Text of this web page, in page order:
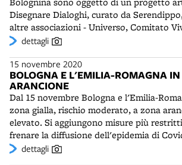
persone dalle 22 alle 5 del mattino
Romagna e Bologna rientrano per il
gialla, che comprende regioni con
Disegnare Dialoghi, curato da
altre associazioni - Universo, Comitato
Navile, Mythos - e alla ditta Sherwin-
dialogo tra casa e città, tra chi abita la
attraversa di passaggio”. Dieci cabine
Navile, finora anonime scatole di
arredo urbano. Nella stessa zona i
coinvolti nel progetto Nausicaa dipingono
anch'essi impianti di proprietà dell'Enel.
dettagli
15 novembre 2020
BOLOGNA E L'EMILIA-ROMAGNA
ARANCIONE
Dal 15 novembre Bologna e l'Emilia-
zona gialla, rischio moderato, a zona
elevato. Si aggiungono misure più
frenare la diffusione dell'epidemia di
coprifuoco dalle 22 alle 5 del giorno
dettagli